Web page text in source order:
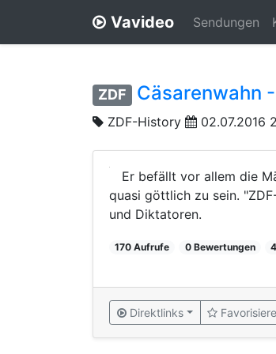
Vavideo Sendungen
ZDF Cäsarenwahn
ZDF-History 02.07.2016
Er befällt vor allem die
quasi göttlich zu sein.
und Diktatoren.
170 Aufrufe 0 Bewertungen
Direktlinks